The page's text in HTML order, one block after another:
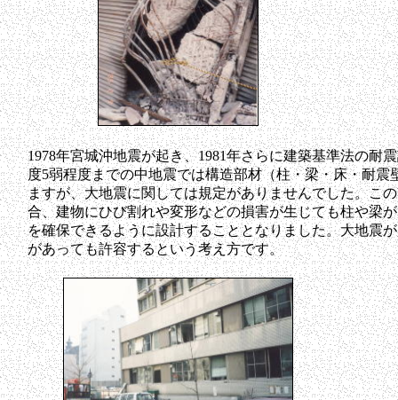
1978年宮城沖地震が起き、1981年さらに建築基準法の耐
度5弱程度までの中地震では構造部材（柱・梁・床・耐
ますが、大地震に関しては規定がありませんでした。こ
合、建物にひび割れや変形などの損害が生じても柱や梁
を確保できるように設計することとなりました。大地震
があっても許容するという考え方です。